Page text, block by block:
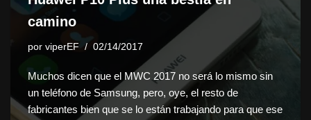
camino
por viperEF 02/14/2017
Muchos dicen que el MWC 2017 no será lo mismo sin
un teléfono de Samsung, pero, oye, el resto de
fabricantes bien que se lo están trabajando para que ese